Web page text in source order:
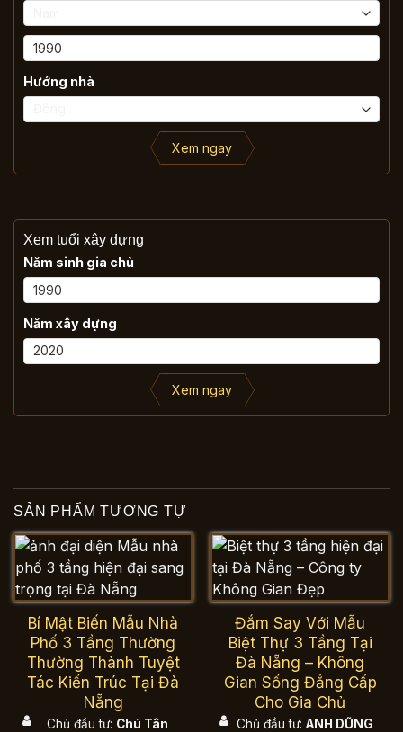
Hướng nhà
Xem ngay
Xem tuổi xây dựng
Năm sinh gia chủ
Năm xây dựng
Xem ngay
SẢN PHẨM TƯƠNG TỰ
Bí Mật Biến Mẫu Nhà
Phố 3 Tầng Thường
Thường Thành Tuyệt
Tác Kiến Trúc Tại Đà
Nẵng
Chủ đầu tư: Chú Tân
Đắm Say Với Mẫu
Biệt Thự 3 Tầng Tại
Đà Nẵng – Không
Gian Sống Đẳng Cấp
Cho Gia Chủ
Chủ đầu tư: ANH DŨNG